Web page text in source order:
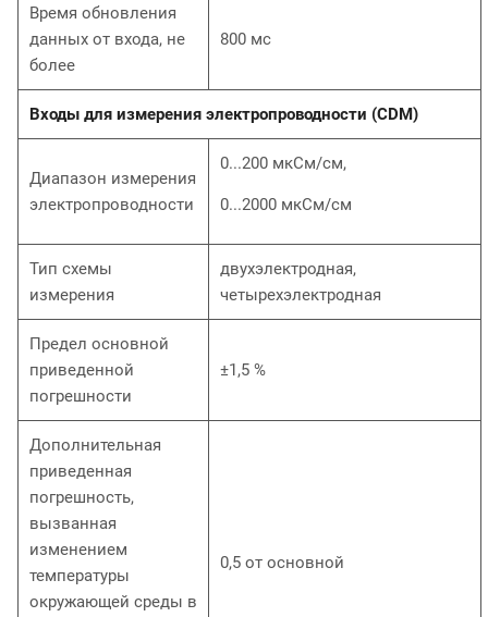
Время обновления
данных от входа, не
более
800 мс
Входы для измерения электропроводности (CDM)
Диапазон измерения
электропроводности
0...200 мкСм/см,
0...2000 мкСм/см
Тип схемы
измерения
двухэлектродная,
четырехэлектродная
Предел основной
приведенной
погрешности
±1,5 %
Дополнительная
приведенная
погрешность,
вызванная
изменением
температуры
окружающей среды в
0,5 от основной